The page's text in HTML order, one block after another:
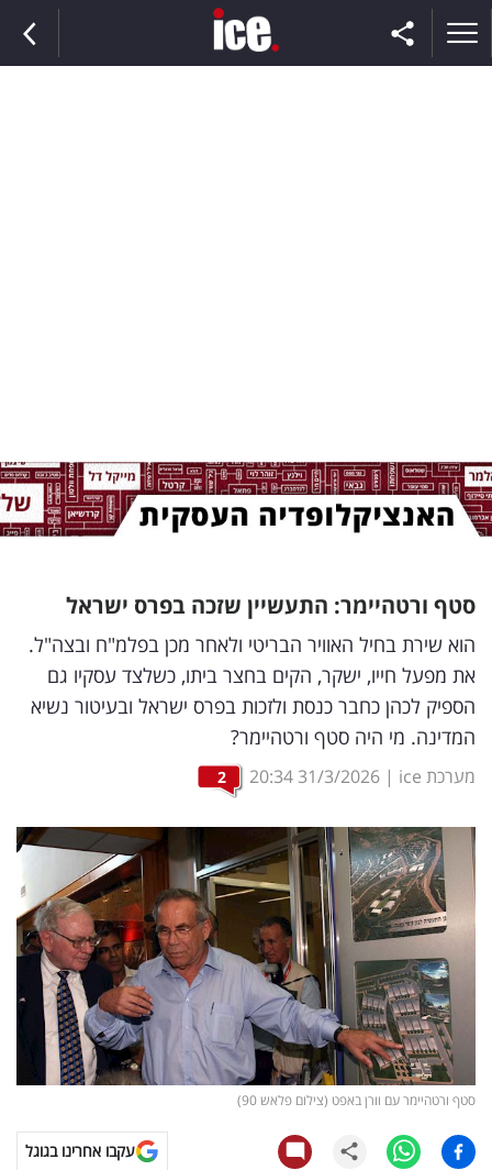
וצרכנות
נדל"ן
וטק
שיווק
ופרסום
ומחקרים
דעות
רכילות
עסקית
קריפטו
ויראלי
טלוויזיה
סטף ורטהיימר: התעשיין שזכה בפרס ישראל
הוא שירת בחיל האוויר הבריטי ולאחר מכן בפלמ"ח ובצה"ל.
את מפעל חייו, ישקר, הקים בחצר ביתו, כשלצד עסקיו גם
הספיק לכהן כחבר כנסת ולזכות בפרס ישראל ובעיטור נשיא
המדינה. מי היה סטף ורטהיימר?
מערכת ice |
31/3/2026
20:34
2
סטף ורטהיימר עם וורן באפט (צילום פלאש 90)
עקבו אחרינו בגוגל